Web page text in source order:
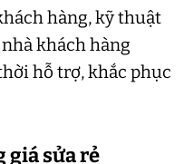
hàng, kỹ thuật
khách hàng
hỗ trợ, khắc phục
giá sửa rẻ